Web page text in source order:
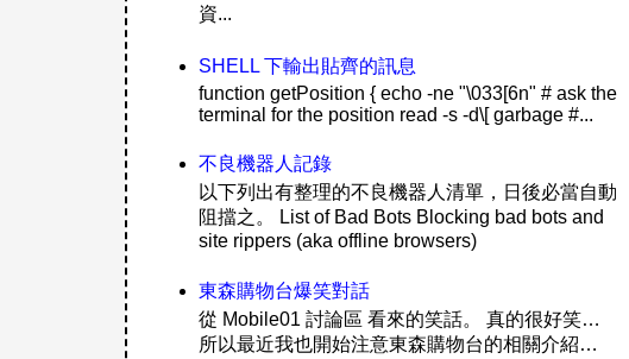
資...
SHELL 下輸出貼齊的訊息
function getPosition { echo -ne "\033[6n" # ask the
terminal for the position read -s -d\[ garbage #...
不良機器人記錄
以下列出有整理的不良機器人清單，日後必當自動
阻擋之。 List of Bad Bots Blocking bad bots and
site rippers (aka offline browsers)
東森購物台爆笑對話
從 Mobile01 討論區 看來的笑話。 真的很好笑…
所以最近我也開始注意東森購物台的相關介紹…